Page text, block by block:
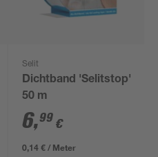
Selit
Dichtband 'Selitstop'
50 m
6,99 €
0,14 € / Meter